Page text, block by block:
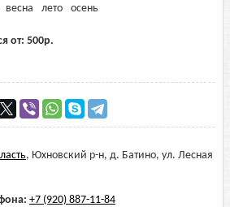
весна лето осень
от: 500р.
, Юхновский р-н, д. Батино, ул. Лесная
+7 (920) 887-11-84